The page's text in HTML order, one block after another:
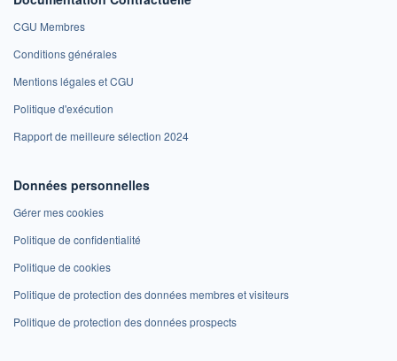
CGU Membres
Conditions générales
Mentions légales et CGU
Politique d'exécution
Rapport de meilleure sélection 2024
Données personnelles
Gérer mes cookies
Politique de confidentialité
Politique de cookies
Politique de protection des données membres et visiteurs
Politique de protection des données prospects